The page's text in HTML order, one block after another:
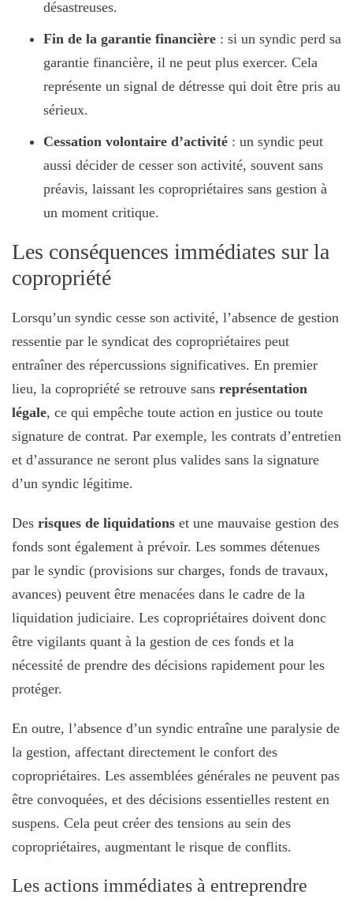
désastreuses.
Fin de la garantie financière : si un syndic perd sa
garantie financière, il ne peut plus exercer. Cela
représente un signal de détresse qui doit être pris au
sérieux.
Cessation volontaire d’activité : un syndic peut
aussi décider de cesser son activité, souvent sans
préavis, laissant les copropriétaires sans gestion à
un moment critique.
Les conséquences immédiates sur la
copropriété
Lorsqu’un syndic cesse son activité, l’absence de gestion
ressentie par le syndicat des copropriétaires peut
entraîner des répercussions significatives. En premier
lieu, la copropriété se retrouve sans représentation
légale, ce qui empêche toute action en justice ou toute
signature de contrat. Par exemple, les contrats d’entretien
et d’assurance ne seront plus valides sans la signature
d’un syndic légitime.
Des risques de liquidations et une mauvaise gestion des
fonds sont également à prévoir. Les sommes détenues
par le syndic (provisions sur charges, fonds de travaux,
avances) peuvent être menacées dans le cadre de la
liquidation judiciaire. Les copropriétaires doivent donc
être vigilants quant à la gestion de ces fonds et la
nécessité de prendre des décisions rapidement pour les
protéger.
En outre, l’absence d’un syndic entraîne une paralysie de
la gestion, affectant directement le confort des
copropriétaires. Les assemblées générales ne peuvent pas
être convoquées, et des décisions essentielles restent en
suspens. Cela peut créer des tensions au sein des
copropriétaires, augmentant le risque de conflits.
Les actions immédiates à entreprendre